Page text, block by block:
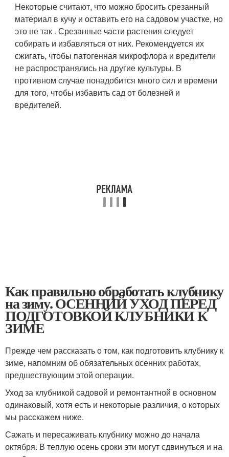
Некоторые считают, что можно бросить срезанный
материал в кучу и оставить его на садовом участке, но
это не так . Срезанные части растения следует
собирать и избавляться от них. Рекомендуется их
сжигать, чтобы патогенная микрофлора и вредители
не распространялись на другие культуры. В
противном случае понадобится много сил и времени
для того, чтобы избавить сад от болезней и
вредителей.
Как правильно обработать клубнику
на зиму. ОСЕННИЙ УХОД ПЕРЕД
ПОДГОТОВКОЙ КЛУБНИКИ К
ЗИМЕ
Прежде чем рассказать о том, как подготовить клубнику к
зиме, напомним об обязательных осенних работах,
предшествующим этой операции.
Уход за клубникой садовой и ремонтантной в основном
одинаковый, хотя есть и некоторые различия, о которых
мы расскажем ниже.
Сажать и пересаживать клубнику можно до начала
октября. В теплую осень сроки эти могут сдвинуться и на